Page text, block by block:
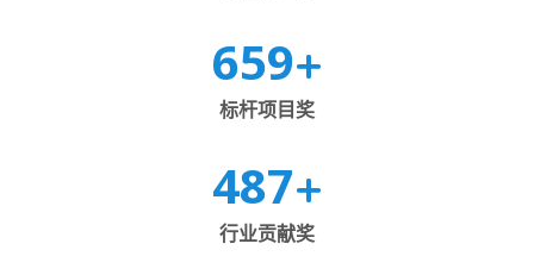
659+
标杆项目奖
487+
行业贡献奖